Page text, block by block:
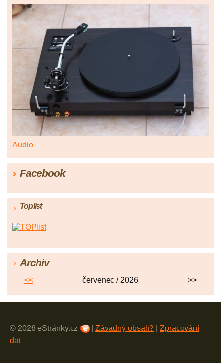
Audio
Facebook
Toplist
Archiv
<< červenec / 2026 >>
© 2026 eStránky.cz Závadný obsah?
Zpracování
dat